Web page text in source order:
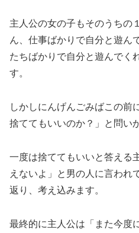
主人公の女の子もそのうちの
ん、仕事ばかりで自分と遊ん
たちばかりで自分と遊んでく
す。
しかしにんげんごみばこの前
捨ててもいいのか？」と問い
一度は捨ててもいいと答える
えないよ」と男の人に言われ
返り、考え込みます。
最終的に主人公は「また今度